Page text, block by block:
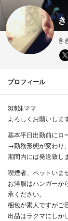
き
プロフィール
3姉妹ママ
よろしくお願いしま
基本平日出勤前にロ
→勤務形態が変わり
期間内には発送致し
喫煙者、ペットいま
お洋服はハンガーか
承ください。
梱包が素人ですがご
出品はラクマにしか